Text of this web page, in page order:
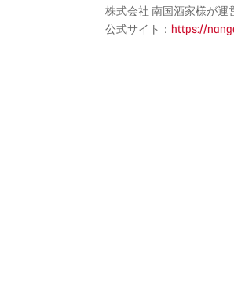
株式会社 南国酒家様が運
公式サイト： https://